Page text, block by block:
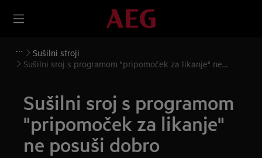
Sušilni stroji
Sušilni sroj s programom "pripomoček za likanje" ne
Sušilni sroj s programom
"pripomoček za likanje"
ne posuši dobro